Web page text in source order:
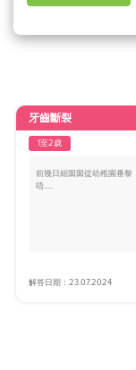
牙齒斷裂
1至2歲
前幾日細囡囡從幼稚園番
唔.....
解答日期：23.07.2024